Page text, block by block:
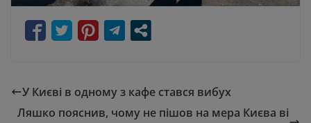
У Києві в одному з кафе стався вибух
Ляшко пояснив, чому не пішов на мера Києва ві